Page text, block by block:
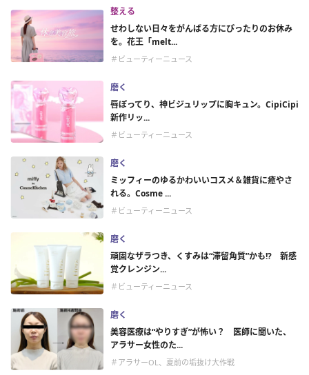
整える
せわしない日々をがんばる方にぴったりのお休み
を。花王「melt...
＃ビューティーニュース
磨く
唇ぽってり、神ビジュリップに胸キュン。CipiCipi
新作リッ...
＃ビューティーニュース
磨く
ミッフィーのゆるかわいいコスメ＆雑貨に癒やさ
れる。Cosme ...
＃ビューティーニュース
磨く
頑固なザラつき、くすみは“滞留角質”かも!? 新感
覚クレンジン...
＃ビューティーニュース
磨く
美容医療は“やりすぎ”が怖い？ 医師に聞いた、
アラサー女性のた...
＃アラサーOL、夏前の垢抜け大作戦